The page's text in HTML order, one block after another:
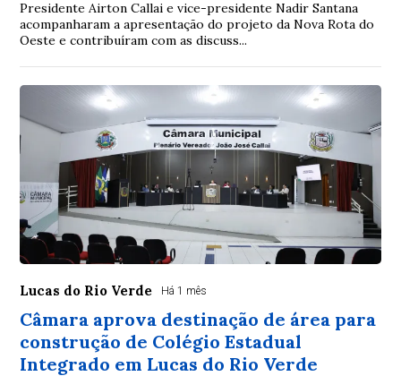
Presidente Airton Callai e vice-presidente Nadir Santana
acompanharam a apresentação do projeto da Nova Rota do
Oeste e contribuíram com as discuss...
Lucas do Rio Verde Há 1 mês
Câmara aprova destinação de área para
construção de Colégio Estadual
Integrado em Lucas do Rio Verde